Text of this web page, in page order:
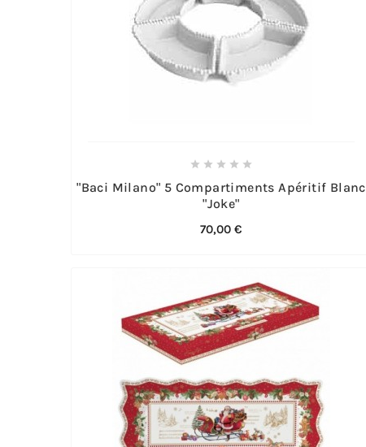
    
"Baci Milano" 5 Compartiments Apéritif Blanc
"Joke"
70,00 €